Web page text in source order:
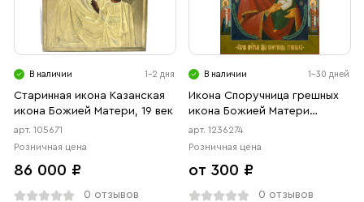
В наличии 1-2 дня
Старинная икона Казанская
икона Божией Матери, 19 век
арт. 105671
Розничная цена
86 000 ₽
0 отзывов
В наличии 1-30 дней
Икона Споручница грешных
икона Божией Матери
(АРТ.06274)
арт. 1236274
Розничная цена
от 300 ₽
0 отзывов